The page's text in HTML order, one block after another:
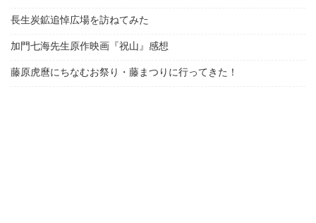
長生炭鉱追悼広場を訪ねてみた
加門七海先生原作映画『祝山』感想
藤原虎麿にちなむお祭り・藤まつりに行ってきた！